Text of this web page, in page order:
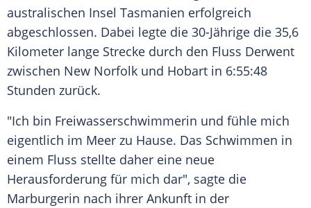
australischen Insel Tasmanien erfolgreich
abgeschlossen. Dabei legte die 30-Jährige die 35,6
Kilometer lange Strecke durch den Fluss Derwent
zwischen New Norfolk und Hobart in 6:55:48
Stunden zurück.
"Ich bin Freiwasserschwimmerin und fühle mich
eigentlich im Meer zu Hause. Das Schwimmen in
einem Fluss stellte daher eine neue
Herausforderung für mich dar", sagte die
Marburgerin nach ihrer Ankunft in der